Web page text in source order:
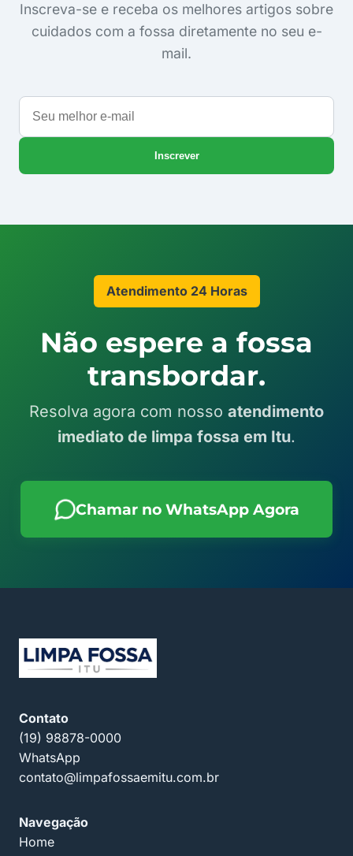
Inscreva-se e receba os melhores artigos sobre
cuidados com a fossa diretamente no seu e-
mail.
Seu
melhor
e-
Inscrever
Atendimento 24 Horas
Não espere a fossa
transbordar.
Resolva agora com nosso atendimento
imediato de limpa fossa em Itu.
Chamar no WhatsApp Agora
Contato
(19) 98878-0000
WhatsApp
contato@limpafossaemitu.com.br
Navegação
Home